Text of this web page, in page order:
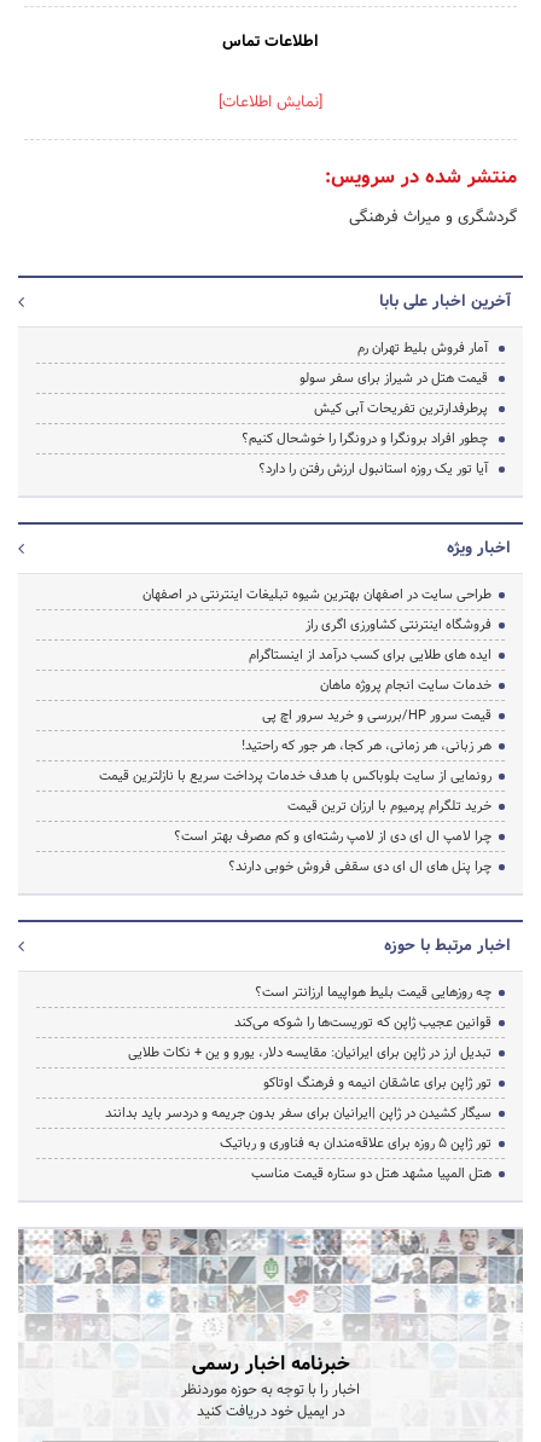
اطلاعات تماس
[نمایش اطلاعات]
منتشر شده در سرویس:
گردشگری و میراث فرهنگی
آخرین اخبار علی بابا
آمار فروش بلیط تهران رم
قیمت هتل در شیراز برای سفر سولو
پرطرفدارترین تفریحات آبی کیش
چطور افراد برونگرا و درونگرا را خوشحال کنیم؟
آیا تور یک روزه استانبول ارزش رفتن را دارد؟
اخبار ویژه
طراحی سایت در اصفهان بهترین شیوه تبلیغات اینترنتی در اصفهان
فروشگاه اینترنتی کشاورزی اگری راز
ایده های طلایی برای کسب درآمد از اینستاگرام
خدمات سایت انجام پروژه ماهان
قیمت سرور HP/بررسی و خرید سرور اچ پی
هر زبانی، هر زمانی، هر کجا، هر جور که راحتید!
رونمایی از سایت بلوباکس با هدف خدمات پرداخت سریع با نازلترین قیمت
خرید تلگرام پرمیوم با ارزان ترین قیمت
چرا لامپ ال ای دی از لامپ رشته‌ای و کم مصرف بهتر است؟
چرا پنل های ال ای دی سقفی فروش خوبی دارند؟
اخبار مرتبط با حوزه
چه روزهایی قیمت بلیط هواپیما ارزانتر است؟
قوانین عجیب ژاپن که توریست‌ها را شوکه می‌کند
تبدیل ارز در ژاپن برای ایرانیان: مقایسه دلار، یورو و ین + نکات طلایی
تور ژاپن برای عاشقان انیمه و فرهنگ اوتاکو
سیگار کشیدن در ژاپن |ایرانیان برای سفر بدون جریمه و دردسر باید بدانند
تور ژاپن ۵ روزه برای علاقه‌مندان به فناوری و رباتیک
هتل المپیا مشهد هتل دو ستاره قیمت مناسب
خبرنامه اخبار رسمی
اخبار را با توجه به حوزه موردنظر
در ایمیل خود دریافت کنید